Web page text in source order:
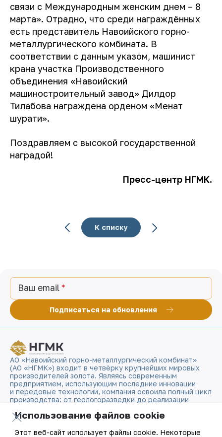
связи с Международным женским днем – 8
марта». Отрадно, что среди награждённых
есть представитель Навоийского горно-
металлургического комбината. В
соответствии с данным указом, машинист
крана участка Производственного
объединения «Навоийский
машиностроительный завод» Дилдор
Тилабова награждена орденом «Меҳнат
шуҳрати».
Поздравляем с высокой государственной
наградой!
Пресс-центр НГМК.
К списку
Ваш email
Подписаться на обновления
АО «Навоийский горно-металлургический комбинат»
(АО «НГМК») входит в четвёрку крупнейших мировых
производителей золота. Являясь современным
предприятием, использующим последние инновации
и передовые технологии, компания освоила полный цикл
производства: от геологоразведки до реализации
со знаком пробы «999,9» стали узнаваемым брендом
Узбекистана на мировых биржах цветных металлов.
Использование файлов cookie
Этот веб-сайт использует файлы cookie. Некоторые